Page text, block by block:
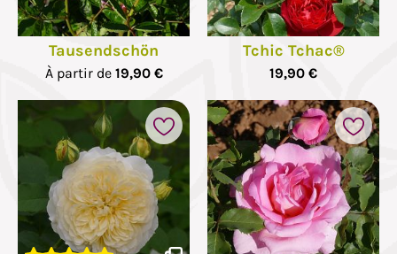
Tausendschön
À partir de 19,90 €
Tchic Tchac®
19,90 €